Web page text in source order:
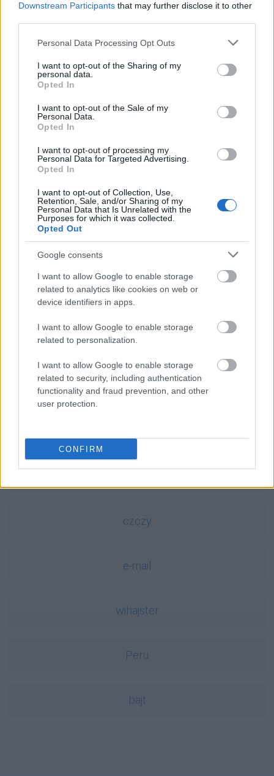
Downstream Participants that may further disclose it to other
Please note that this website/app uses one or more Google
not limited to your visit or usage behaviour. You may click to
grant or deny consent to Google and its third-party tags to
use your data for below specified purposes in below Google
consent section.
Personal Data Processing Opt Outs
I want to opt-out of the Sharing of my
personal data.
Opted In
I want to opt-out of the Sale of my
Personal Data.
Opted In
I want to opt-out of processing my
Personal Data for Targeted Advertising.
Opted In
I want to opt-out of Collection, Use,
Retention, Sale, and/or Sharing of my
Personal Data that Is Unrelated with the
Purposes for which it was collected.
Opted Out
Google consents
I want to allow Google to enable storage
related to analytics like cookies on web or
device identifiers in apps.
I want to allow Google to enable storage
related to personalization.
I want to allow Google to enable storage
related to security, including authentication
functionality and fraud prevention, and other
user protection.
CONFIRM
Pozostały wątpliwości? Brakuje czegoś w haśle?
Zobacz, co zyskują abonenci Dobrego słownika.
SPRAWDŹ
Często sprawdzane
czypielići o odmianie
Czy można stosować dywiz?
Ciekawostki
dyktando— Co ty, gżegżółka, wiesz o dyktandach...
Aleman— Etymologia nazwyAlemanowie
oniemić
bursa
czczy
e-mail
wihajster
Peru
bajt